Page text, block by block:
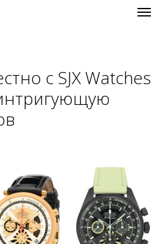
с SJX Watches